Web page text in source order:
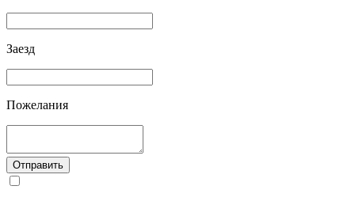
Заезд
Пожелания
Отправить